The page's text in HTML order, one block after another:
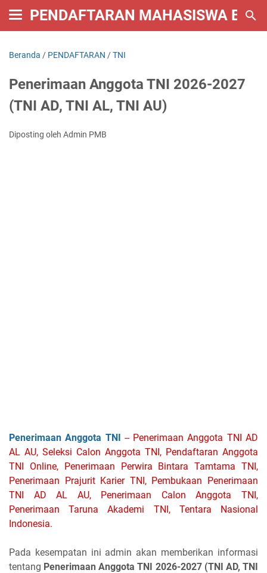
PENDAFTARAN MAHASISWA
Beranda / PENDAFTARAN /TNI
Penerimaan Anggota TNI 2026-2027
(TNI AD, TNI AL, TNI AU)
Diposting oleh Admin PMB
Penerimaan Anggota TNI -- Penerimaan Anggota TNI AD
AL AU, Seleksi Calon Anggota TNI, Pendaftaran Anggota
TNI Online, Penerimaan Perwira Bintara Tamtama TNI,
Penerimaan Prajurit Karier TNI, Pembukaan Penerimaan
TNI AD AL AU, Penerimaan Calon Anggota TNI,
Penerimaan Taruna Akademi TNI, Tentara Nasional
Indonesia.
Pada kesempatan ini admin akan memberikan informasi
tentang Penerimaan Anggota TNI 2026-2027 (TNI AD, TNI